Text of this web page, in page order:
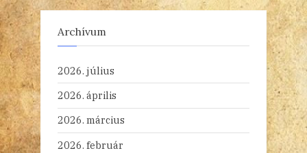
Archívum
2026. július
2026. április
2026. március
2026. február